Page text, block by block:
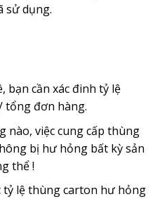
sử dụng.
bạn cần xác đinh tỷ lệ
đơn hàng.
nào, việc cung cấp thùng
bị hư hỏng bất kỳ sản
thể !
lệ thùng carton hư hỏng